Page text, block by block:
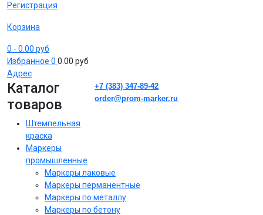
Регистрация
Корзина
0 - 0.00 руб
Избранное 0 0.00 руб
Адрес
Каталог
товаров
Штемпельная
краска
Маркеры
промышленные
Маркеры лаковые
Маркеры перманентные
Маркеры по металлу
Маркеры по бетону
+7 (383) 347-89-42
order@prom-marker.ru